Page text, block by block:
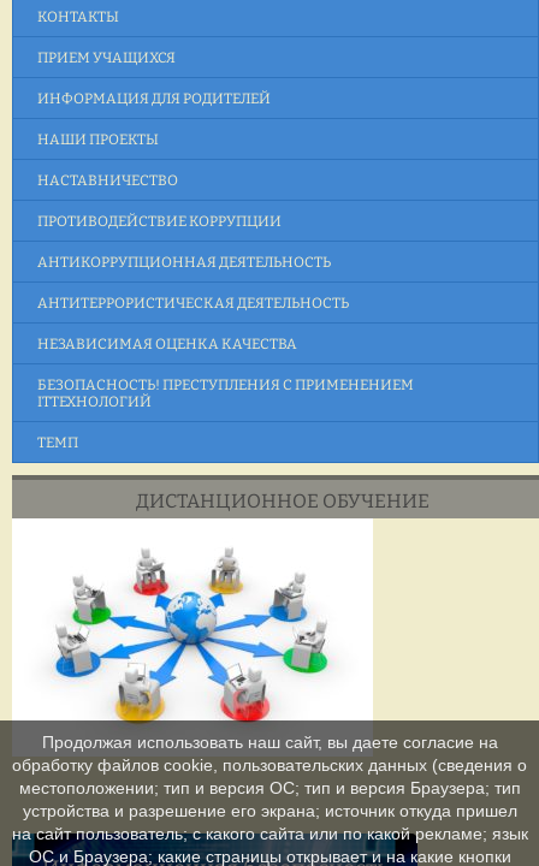
КОНТАКТЫ
ПРИЕМ УЧАЩИХСЯ
ИНФОРМАЦИЯ ДЛЯ РОДИТЕЛЕЙ
НАШИ ПРОЕКТЫ
НАСТАВНИЧЕСТВО
ПРОТИВОДЕЙСТВИЕ КОРРУПЦИИ
АНТИКОРРУПЦИОННАЯ ДЕЯТЕЛЬНОСТЬ
АНТИТЕРРОРИСТИЧЕСКАЯ ДЕЯТЕЛЬНОСТЬ
НЕЗАВИСИМАЯ ОЦЕНКА КАЧЕСТВА
БЕЗОПАСНОСТЬ! ПРЕСТУПЛЕНИЯ С ПРИМЕНЕНИЕМ
ITТЕХНОЛОГИЙ
ТЕМП
ДИСТАНЦИОННОЕ ОБУЧЕНИЕ
Продолжая использовать наш сайт, вы даете согласие на
обработку файлов cookie, пользовательских данных (сведения о
местоположении; тип и версия ОС; тип и версия Браузера; тип
устройства и разрешение его экрана; источник откуда пришел
на сайт пользователь; с какого сайта или по какой рекламе; язык
ОС и Браузера; какие страницы открывает и на какие кнопки